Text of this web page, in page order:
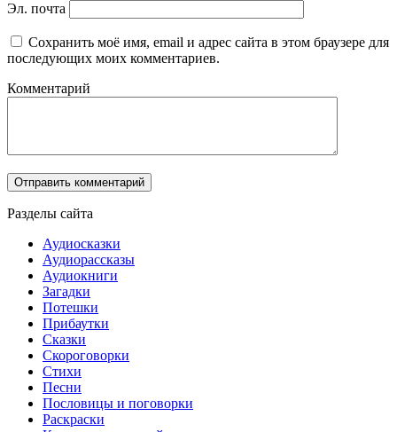
Эл. почта
Сохранить моё имя, email и адрес сайта в этом браузере для
последующих моих комментариев.
Комментарий
Разделы сайта
Аудиосказки
Аудиорассказы
Аудиокниги
Загадки
Потешки
Прибаутки
Сказки
Скороговорки
Стихи
Песни
Пословицы и поговорки
Раскраски